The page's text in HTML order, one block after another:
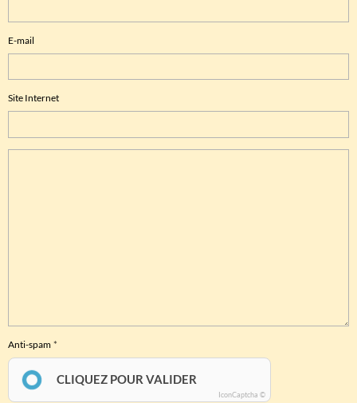
E-mail
Site Internet
Anti-spam
CLIQUEZ POUR VALIDER
IconCaptcha ©